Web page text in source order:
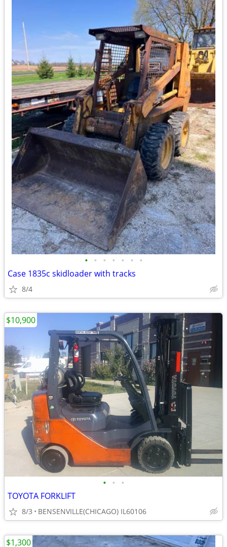
• • • • • • •
Case 1835c skidloader with tracks
8/4
• • •
TOYOTA FORKLIFT
8/3 BENSENVILLE(CHICAGO) IL60106
$10,900
$1,300